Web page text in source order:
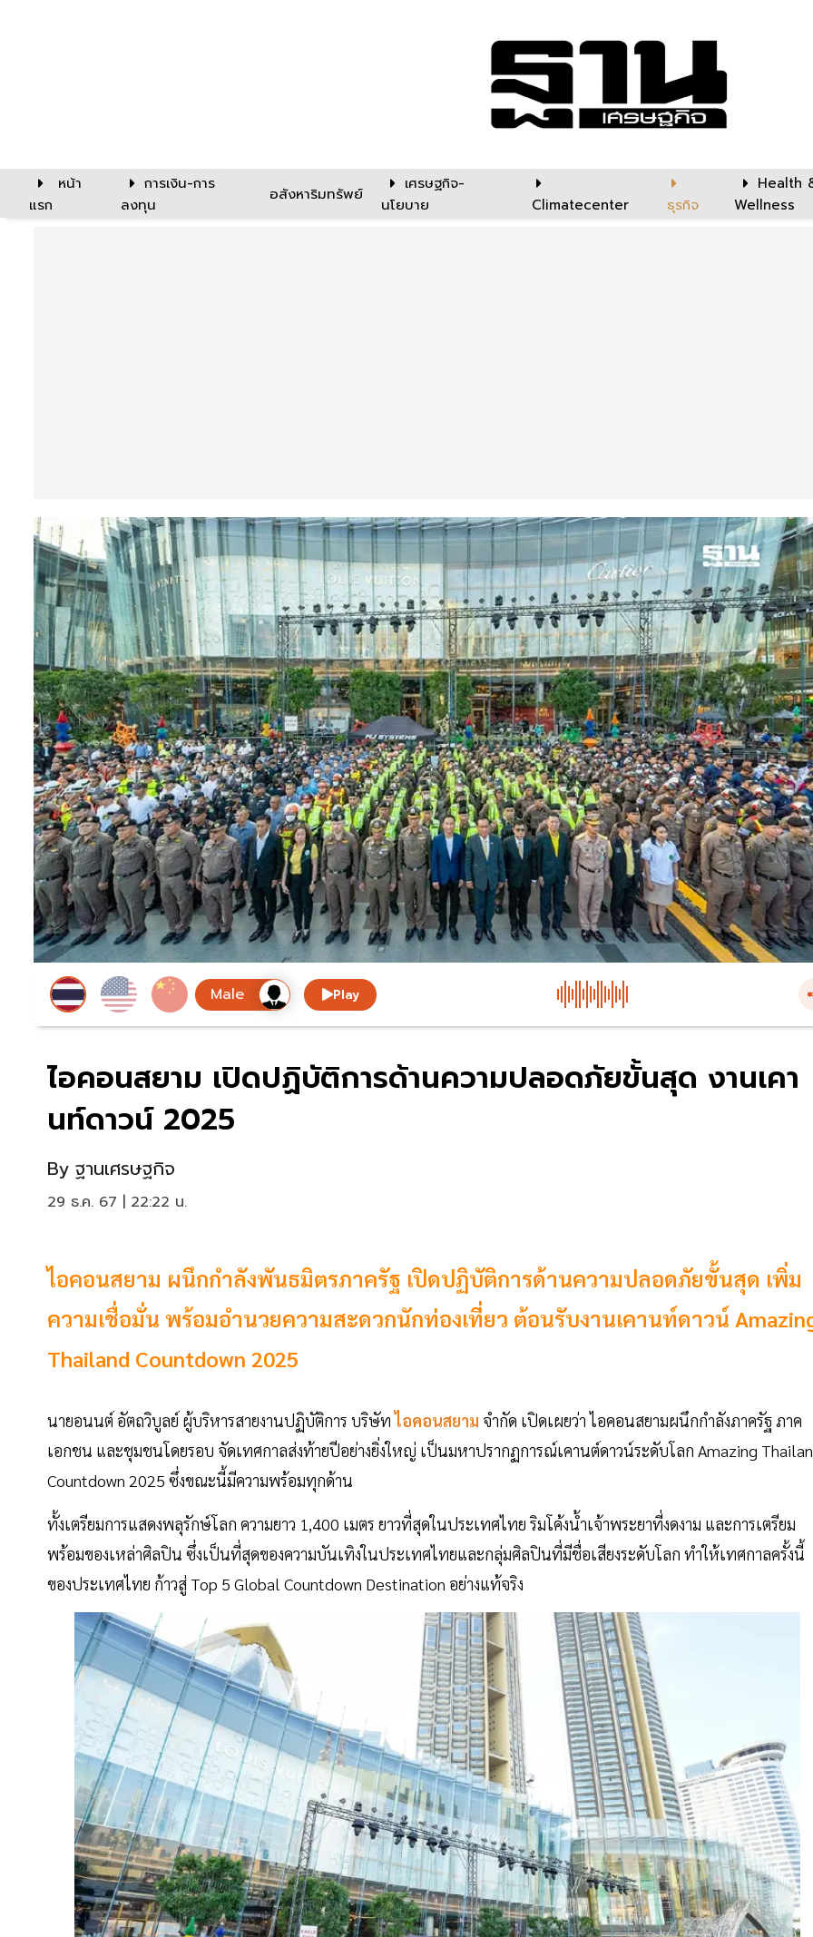
หน้า
แรก
การเงิน-การ
ลงทุน
อสังหาริมทรัพย์
เศรษฐกิจ-
นโยบาย
Climatecenter ธุรกิจ
Health
Wellness
Play
ไอคอนสยาม เปิดปฏิบัติการด้านความปลอดภัยขั้นสุด งานเคา
นท์ดาวน์ 2025
By ฐานเศรษฐกิจ
29 ธ.ค. 67 | 22:22 น.
ไอคอนสยาม ผนึกกำลังพันธมิตรภาครัฐ เปิดปฏิบัติการด้านความปลอดภัยขั้นสุด เพิ่ม
ความเชื่อมั่น พร้อมอำนวยความสะดวกนักท่องเที่ยว ต้อนรับงานเคานท์ดาวน์
Thailand Countdown 2025
นายอนนต์ อัตถวิบูลย์ ผู้บริหารสายงานปฏิบัติการ บริษัทไอคอนสยาม จำกัด เปิดเผยว่า ไอคอนสยามผนึกกำลังภาครัฐ ภาค
เอกชน และชุมชนโดยรอบ จัดเทศกาลส่งท้ายปีอย่างยิ่งใหญ่ เป็นมหาปรากฏการณ์เคานต์ดาวน์ระดับโลก Amazing
Countdown 2025 ซึ่งขณะนี้มีความพร้อมทุกด้าน
ทั้งเตรียมการแสดงพลุรักษ์โลก ความยาว 1,400 เมตร ยาวที่สุดในประเทศไทย ริมโค้งน้ำเจ้าพระยาที่งดงาม และการเตรียม
พร้อมของเหล่าศิลปิน ซึ่งเป็นที่สุดของความบันเทิงในประเทศไทยและกลุ่มศิลปินที่มีชื่อเสียงระดับโลก ทำให้เทศกาลครั้งนี้
ของประเทศไทย ก้าวสู่ Top 5 Global Countdown Destination อย่างแท้จริง